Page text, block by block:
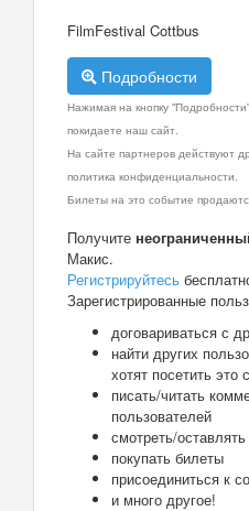
FilmFestival Cottbus
Подробности
Нажимая на кнопку
покидаете наш сайт.
На сайте партнеров действуют
политика конфиденциальности.
Билеты на это событие
Получите
Макис.
Регистрируйтесь
Зарегистрированные
договариваться с
найти других
хотят посетить это
писать/читать
пользователей
смотреть/
покупать билеты
присоединиться к
и много другое!